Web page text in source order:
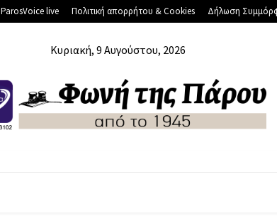
ParosVoice live Πολιτική απορρήτου & Cookies Δήλωση
Κυριακή, 9 Αυγούστου, 2026